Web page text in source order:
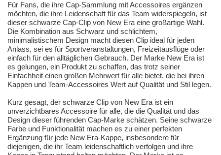
Für Fans, die ihre Cap-Sammlung mit Accessoires ergänzen
möchten, die ihre Leidenschaft für das Team widerspiegeln, ist
dieser schwarze Cap-Clip von New Era eine großartige Wahl.
Die Kombination aus Schwarz und schlichtem,
minimalistischem Design macht diesen Clip ideal für jeden
Anlass, sei es für Sportveranstaltungen, Freizeitausflüge oder
einfach für den alltäglichen Gebrauch. Der Marke New Era ist
es gelungen, ein Produkt zu schaffen, das trotz seiner
Einfachheit einen großen Mehrwert für alle bietet, die bei ihren
Kappen und Team-Accessoires Wert auf Qualität und Stil legen.
Kurz gesagt, der schwarze Clip von New Era ist ein
unverzichtbares Accessoire für alle, die die Qualität und das
Design dieser führenden Cap-Marke schätzen. Seine schwarze
Farbe und Funktionalität machen es zu einer perfekten
Ergänzung für jede New Era-Kappe, insbesondere für
diejenigen, die ihr Team leidenschaftlich verfolgen und ihre